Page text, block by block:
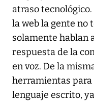
atraso
la web la gente no
solamente hablan
respuesta de la
en voz. De la
herramientas
lenguaje escrito,